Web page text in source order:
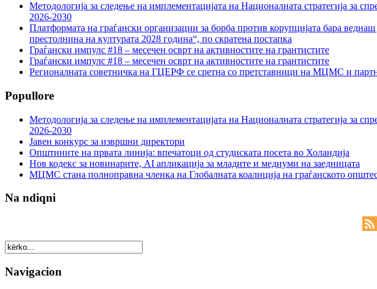
Методологија за следење на имплементацијата на Националната стратегија за
2026-2030
Платформата на граѓански организации за борба против корупцијата бара
престолнина на културата 2028 година“, по скратена постапка
Граѓански импулс #18 – месечен осврт на активностите на грантистите
Граѓански импулс #18 – месечен осврт на активностите на грантистите
Регионалната советничка на ГЦЕРФ се сретна со претставници на МЦМС и
Popullore
Методологија за следење на имплементацијата на Националната стратегија за
2026-2030
Јавен конкурс за извршни директори
Општините на првата линија: впечатоци од студиската посета во Холандија
Нов кодекс за новинарите, AI апликација за младите и медиуми на заедницата
МЦМС стана полноправна членка на Глобалната коалиција на граѓанското
Na ndiqni
Navigacion